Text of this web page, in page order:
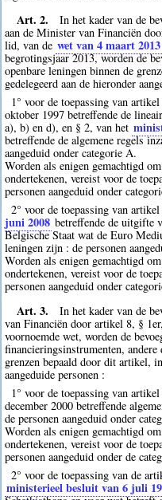
Art. 2.
In het kader van de
aan de Minister van Financiën
lid, van de wet van 4 maart 2013
begrotingsjaar 2013, worden de
openbare leningen binnen de
gedelegeerd aan de hieronder
1° voor de toepassing van
oktober 1997 betreffende de
a), b) en d), en § 2, van het
betreffende de algemene regels
aangeduid onder categorie A.
Worden als enigen gemachtigd
ondertekenen, vereist voor de
personen aangeduid onder
2° voor de toepassing van
juni 2008 betreffende de uitgifte
Belgische Staat wat de Euro
leningen zijn : de personen
Worden als enigen gemachtigd
ondertekenen, vereist voor de
personen aangeduid onder
Art. 3.
In het kader van de
van Financiën door artikel 8, §
voornoemde wet, worden de
financieringsinstrumenten,
grenzen bepaald door dit artikel,
aangeduide personen :
1° voor de toepassing van
december 2000 betreffende
de personen aangeduid onder
Worden als enigen gemachtigd
ondertekenen, vereist voor de
personen aangeduid onder de
2° voor de toepassing van de
ministerieel besluit van 6 juli